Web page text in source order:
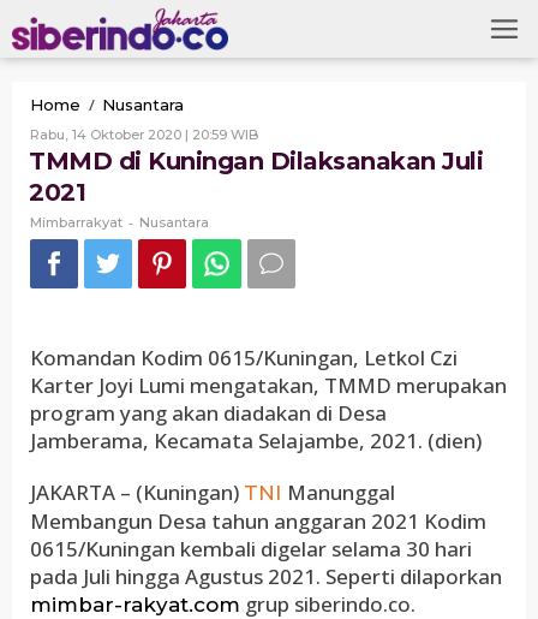
to
content
Home / Nusantara
di
Kuningan
Dilaksanakan
Rabu, 14 Oktober 2020 | 20:59 WIBOleh
Mimbarrakyat
TMMD di Kuningan Dilaksanakan Juli
2021
Mimbarrakyat - Nusantara
Komandan Kodim 0615/Kuningan, Letkol Czi
Karter Joyi Lumi mengatakan, TMMD merupakan
program yang akan diadakan di Desa
Jamberama, Kecamata Selajambe, 2021. (dien)
JAKARTA – (Kuningan) TNI Manunggal
Membangun Desa tahun anggaran 2021 Kodim
0615/Kuningan kembali digelar selama 30 hari
pada Juli hingga Agustus 2021. Seperti dilaporkan
mimbar-rakyat.com grup siberindo.co.